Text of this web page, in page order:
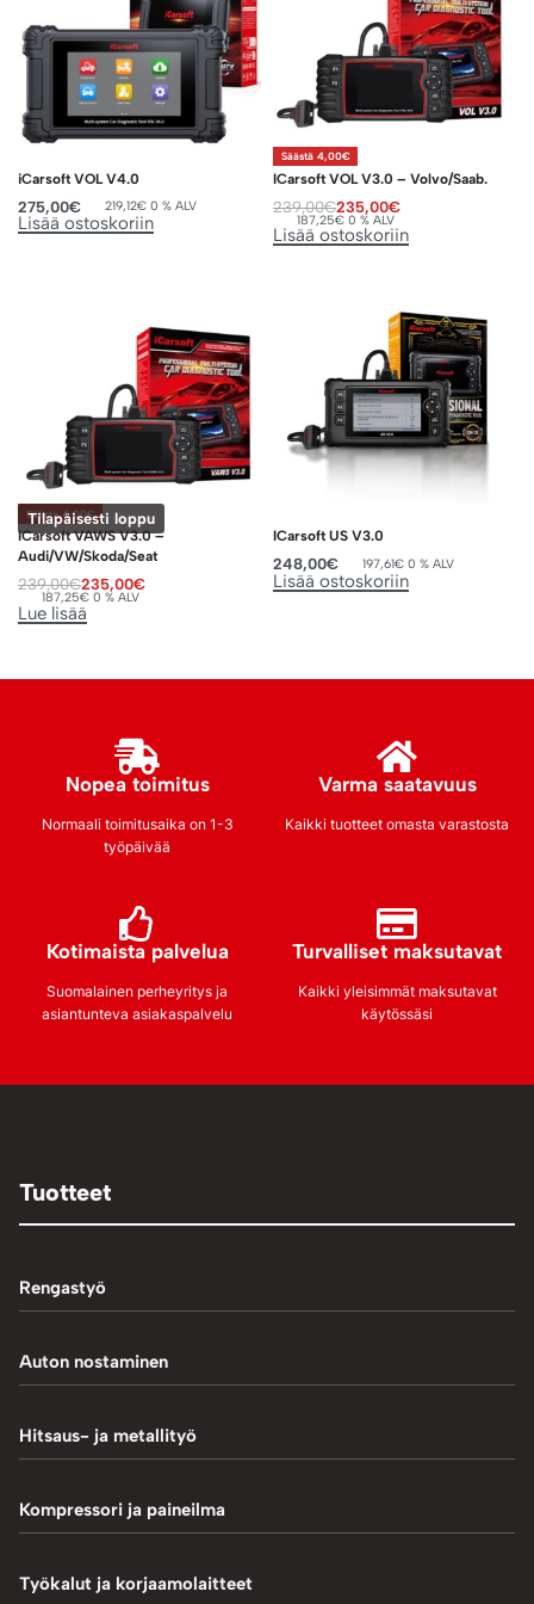
iCarsoft VOL V4.0
275,00€ 219,12€ 0 % ALV
Lisää ostoskoriin
Säästä 4,00€
ICarsoft VOL V3.0 – Volvo/Saab.
239,00€235,00€
187,25€ 0 % ALV
Lisää ostoskoriin
Säästä 4,00€
Tilapäisesti loppu
ICarsoft VAWS V3.0 –
Audi/VW/Skoda/Seat
239,00€235,00€
187,25€ 0 % ALV
Lue lisää
ICarsoft US V3.0
248,00€ 197,61€ 0 % ALV
Lisää ostoskoriin
Nopea toimitus
Normaali toimitusaika on 1-3
työpäivää
Varma saatavuus
Kaikki tuotteet omasta varastosta
Kotimaista palvelua
Suomalainen perheyritys ja
asiantunteva asiakaspalvelu
Turvalliset maksutavat
Kaikki yleisimmät maksutavat
käytössäsi
Tuotteet
Rengastyö
Palteennostin
Rengastarvikkeet/työkalut
Rengasventtiilit
Auton nostaminen
1-Pilarinostimet
4-Pilarinostimet
Saksinostimet ja Matalanostimet
Hitsaus- ja metallityö
Hitsaustarvikkeet
Kompressori ja paineilma
Hiekkapuhallus
Työkalut ja korjaamolaitteet